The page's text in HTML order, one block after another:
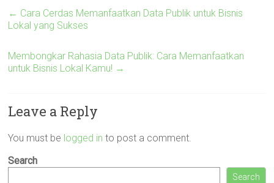
← Cara Cerdas Memanfaatkan Data Publik untuk Bisnis
Lokal yang Sukses
Membongkar Rahasia Data Publik: Cara Memanfaatkan
untuk Bisnis Lokal Kamu! →
Leave a Reply
You must be logged in to post a comment.
Search
Search